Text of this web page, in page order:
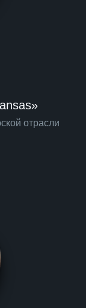
отрасли